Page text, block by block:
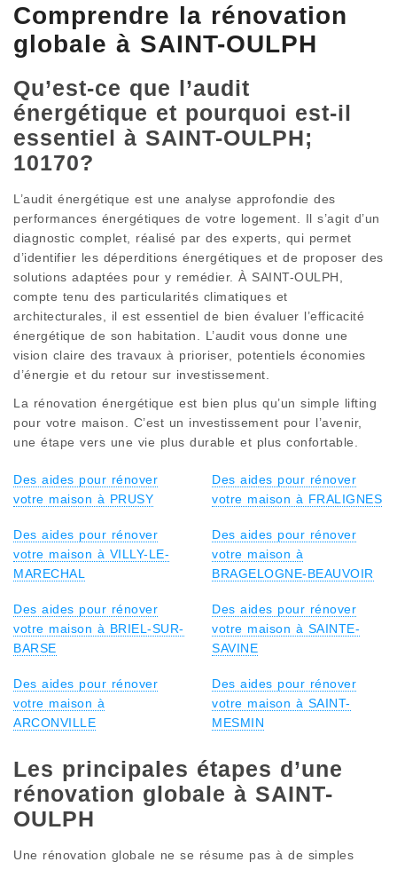
Comprendre la rénovation
globale à SAINT-OULPH
Qu’est-ce que l’audit
énergétique et pourquoi est-il
essentiel à SAINT-OULPH;
10170?
L’audit énergétique est une analyse approfondie des
performances énergétiques de votre logement. Il s’agit d’un
diagnostic complet, réalisé par des experts, qui permet
d’identifier les déperditions énergétiques et de proposer des
solutions adaptées pour y remédier. À SAINT-OULPH,
compte tenu des particularités climatiques et
architecturales, il est essentiel de bien évaluer l’efficacité
énergétique de son habitation. L’audit vous donne une
vision claire des travaux à prioriser, potentiels économies
d’énergie et du retour sur investissement.
La rénovation énergétique est bien plus qu’un simple lifting
pour votre maison. C’est un investissement pour l’avenir,
une étape vers une vie plus durable et plus confortable.
Des aides pour rénover
votre maison à PRUSY
Des aides pour rénover
votre maison à FRALIGNES
Des aides pour rénover
votre maison à VILLY-LE-
MARECHAL
Des aides pour rénover
votre maison à
BRAGELOGNE-BEAUVOIR
Des aides pour rénover
votre maison à BRIEL-SUR-
BARSE
Des aides pour rénover
votre maison à SAINTE-
SAVINE
Des aides pour rénover
votre maison à
ARCONVILLE
Des aides pour rénover
votre maison à SAINT-
MESMIN
Les principales étapes d’une
rénovation globale à SAINT-
OULPH
Une rénovation globale ne se résume pas à de simples